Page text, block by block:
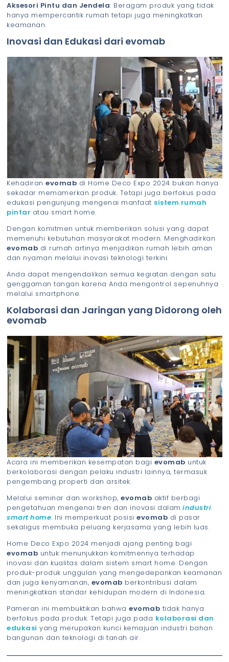
Aksesori Pintu dan Jendela: Beragam produk yang tidak
hanya mempercantik rumah tetapi juga meningkatkan
keamanan.
Inovasi dan Edukasi dari evomab
Kehadiranevomab di Home Deco Expo 2024 bukan hanya
sekadar memamerkan produk. Tetapi juga berfokus pada
edukasi pengunjung mengenai manfaat sistem rumah
pintar atau smart home.
Dengan komitmen untuk memberikan solusi yang dapat
memenuhi kebutuhan masyarakat modern. Menghadirkan
evomab di rumah artinya menjadikan rumah lebih aman
dan nyaman melalui inovasi teknologi terkini.
Anda dapat mengendalikan semua kegiatan dengan satu
genggaman tangan karena Anda mengontrol sepenuhnya
melalui smartphone.
Kolaborasi dan Jaringan yang Didorong oleh
evomab
Acara ini memberikan kesempatan bagi evomab untuk
berkolaborasi dengan pelaku industri lainnya, termasuk
pengembang properti dan arsitek.
Melalui seminar dan workshop,evomab aktif berbagi
pengetahuan mengenai tren dan inovasi dalam industri
smart home. Ini memperkuat posisievomab di pasar
sekaligus membuka peluang kerjasama yang lebih luas.
Home Deco Expo 2024 menjadi ajang penting bagi
evomab untuk menunjukkan komitmennya terhadap
inovasi dan kualitas dalam sistem smart home. Dengan
produk-produk unggulan yang mengedepankan keamanan
dan juga kenyamanan, evomab berkontribusi dalam
meningkatkan standar kehidupan modern di Indonesia.
Pameran ini membuktikan bahwaevomab tidak hanya
berfokus pada produk. Tetapi juga pada kolaborasi dan
edukasi yang merupakan kunci kemajuan industri bahan
bangunan dan teknologi di tanah air.